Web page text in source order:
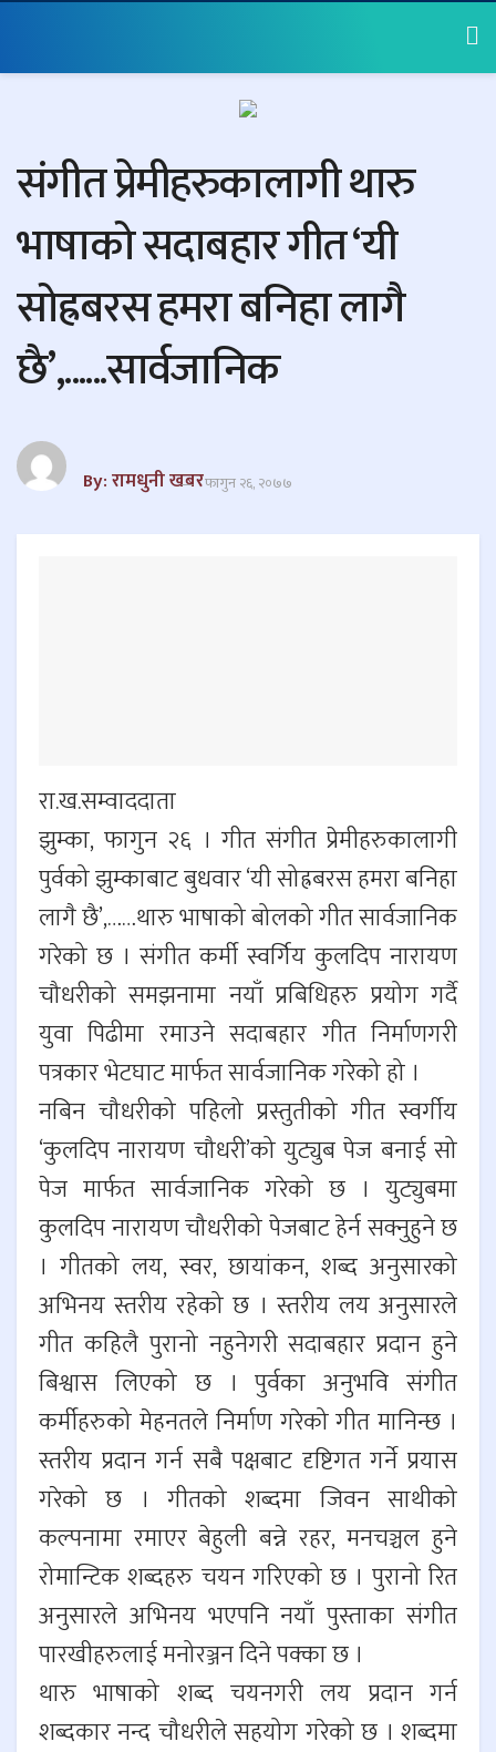
संगीत प्रेमीहरुकालागी थारु
भाषाको सदाबहार गीत ‘यी
सोह्रबरस हमरा बनिहा लागै
छै’,......सार्वजानिक
By: रामधुनी खबरफागुन २६, २०७७
रा.ख.सम्वाददाता
झुम्का, फागुन २६ । गीत संगीत प्रेमीहरुकालागी
पुर्वको झुम्काबाट बुधवार ‘यी सोह्रबरस हमरा बनिहा
लागै छै’,……थारु भाषाको बोलको गीत सार्वजानिक
गरेको छ । संगीत कर्मी स्वर्गिय कुलदिप नारायण
चौधरीको समझनामा नयाँ प्रबिधिहरु प्रयोग गर्दै
युवा पिढीमा रमाउने सदाबहार गीत निर्माणगरी
पत्रकार भेटघाट मार्फत सार्वजानिक गरेको हो ।
नबिन चौधरीको पहिलो प्रस्तुतीको गीत स्वर्गीय
‘कुलदिप नारायण चौधरी’को युट्युब पेज बनाई सो
पेज मार्फत सार्वजानिक गरेको छ । युट्युबमा
कुलदिप नारायण चौधरीको पेजबाट हेर्न सक्नुहुने छ
। गीतको लय, स्वर, छायांकन, शब्द अनुसारको
अभिनय स्तरीय रहेको छ । स्तरीय लय अनुसारले
गीत कहिलै पुरानो नहुनेगरी सदाबहार प्रदान हुने
बिश्वास लिएको छ । पुर्वका अनुभवि संगीत
कर्मीहरुको मेहनतले निर्माण गरेको गीत मानिन्छ ।
स्तरीय प्रदान गर्न सबै पक्षबाट दृष्टिगत गर्ने प्रयास
गरेको छ । गीतको शब्दमा जिवन साथीको
कल्पनामा रमाएर बेहुली बन्ने रहर, मनचञ्चल हुने
रोमान्टिक शब्दहरु चयन गरिएको छ । पुरानो रित
अनुसारले अभिनय भएपनि नयाँ पुस्ताका संगीत
पारखीहरुलाई मनोरञ्जन दिने पक्का छ ।
थारु भाषाको शब्द चयनगरी लय प्रदान गर्न
शब्दकार नन्द चौधरीले सहयोग गरेको छ । शब्दमा